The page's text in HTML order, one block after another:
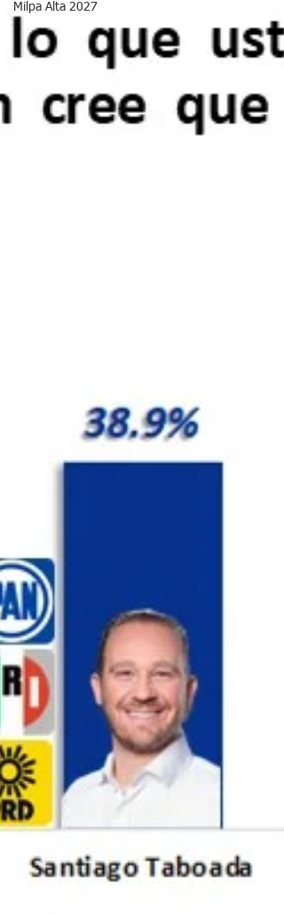
Milpa Alta 2027